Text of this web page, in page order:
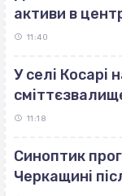
активи в
11:40
У селі Косарі
11:18
Синоптик
Черкащині